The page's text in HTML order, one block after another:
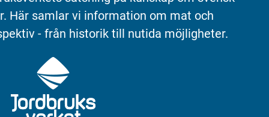
Här samlar vi information om mat och
- från historik till nutida möjligheter.